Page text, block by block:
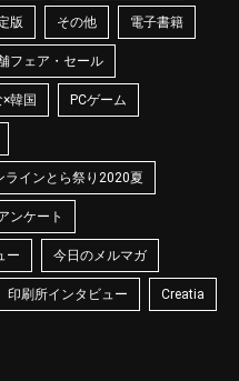
版 その他 電子書籍
フェア・セール
韓国 PCゲーム
ラインとら祭り2020夏
ンケート
ー 今日のメルマガ
印刷所インタビュー Creatia